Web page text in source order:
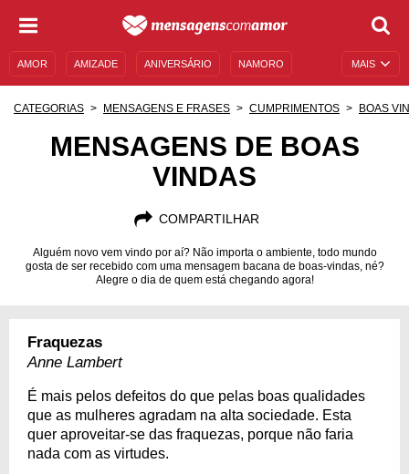
MAIS
AMOR AMIZADE ANIVERSÁRIO NAMORO
MENSAGENS DE ANIVERSÁRIO
CATEGORIAS MENSAGENS E FRASES CUMPRIMENTOS BOAS
MENSAGENS DE BOAS
VINDAS
COMPARTILHAR
Alguém novo vem vindo por aí? Não importa o ambiente, todo mundo
gosta de ser recebido com uma mensagem bacana de boas-vindas, né?
Alegre o dia de quem está chegando agora!
Fraquezas
Anne Lambert
É mais pelos defeitos do que pelas boas qualidades
que as mulheres agradam na alta sociedade. Esta
quer aproveitar-se das fraquezas, porque não faria
nada com as virtudes.